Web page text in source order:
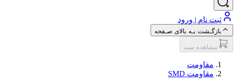
ثبت نام | ورود
بازگـشت بـه بالای صـفحه
مشاهده سبد
مقاومت‌
مقاومت SMD